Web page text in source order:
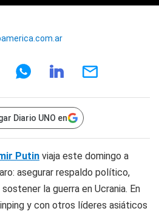
Diario UNO en
Putin viaja este domingo a
asegurar respaldo político,
la guerra en Ucrania. En
y con otros líderes asiáticos